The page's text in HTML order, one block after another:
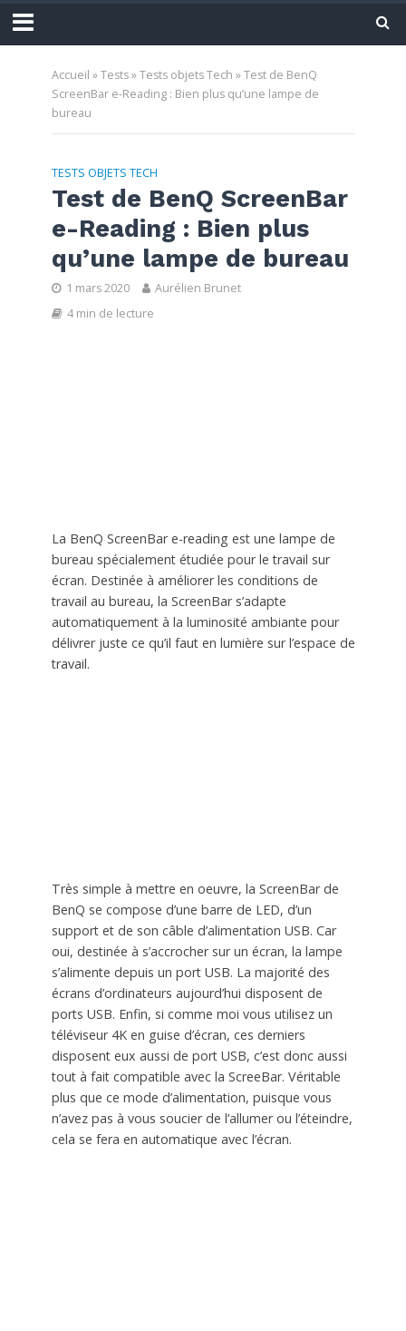
Accueil »Tests»Tests objets Tech »Test de BenQ
ScreenBar e-Reading : Bien plus qu’une lampe de
bureau
TESTS OBJETS TECH
Test de BenQ ScreenBar
e-Reading : Bien plus
qu’une lampe de bureau
1 mars 2020
Aurélien Brunet
4 min de lecture
La BenQ ScreenBar e-reading est une lampe de
bureau spécialement étudiée pour le travail sur
écran. Destinée à améliorer les conditions de
travail au bureau, la ScreenBar s’adapte
automatiquement à la luminosité ambiante pour
délivrer juste ce qu’il faut en lumière sur l’espace de
travail.
Très simple à mettre en oeuvre, la ScreenBar de
BenQ se compose d’une barre de LED, d’un
support et de son câble d’alimentation USB. Car
oui, destinée à s’accrocher sur un écran, la lampe
s’alimente depuis un port USB. La majorité des
écrans d’ordinateurs aujourd’hui disposent de
ports USB. Enfin, si comme moi vous utilisez un
téléviseur 4K en guise d’écran, ces derniers
disposent eux aussi de port USB, c’est donc aussi
tout à fait compatible avec la ScreeBar. Véritable
plus que ce mode d’alimentation, puisque vous
n’avez pas à vous soucier de l’allumer ou l’éteindre,
cela se fera en automatique avec l’écran.